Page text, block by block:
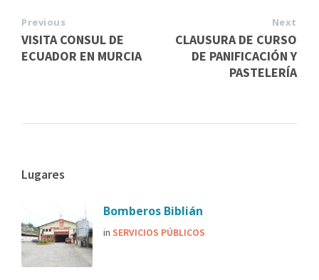
Previous
VISITA CONSUL DE
ECUADOR EN MURCIA
Next
CLAUSURA DE CURSO
DE PANIFICACIÓN Y
PASTELERÍA
Lugares
Bomberos Biblián
in SERVICIOS PÚBLICOS